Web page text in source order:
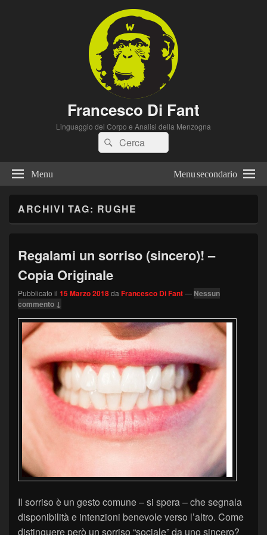
Francesco Di Fant
Linguaggio del Corpo e Analisi della Menzogna
Cerca:Cerca
Menu Menu secondario
ARCHIVI TAG: RUGHE
Regalami un sorriso (sincero)! –
Copia Originale
Pubblicato il 15 Marzo 2018da Francesco Di Fant— Nessun
commento ↓
Il sorriso è un gesto comune – si spera – che segnala
disponibilità e intenzioni benevole verso l’altro. Come
distinguere però un sorriso “sociale” da uno sincero?